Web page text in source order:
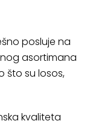
posluje na
asortimana
što su losos,
kvaliteta